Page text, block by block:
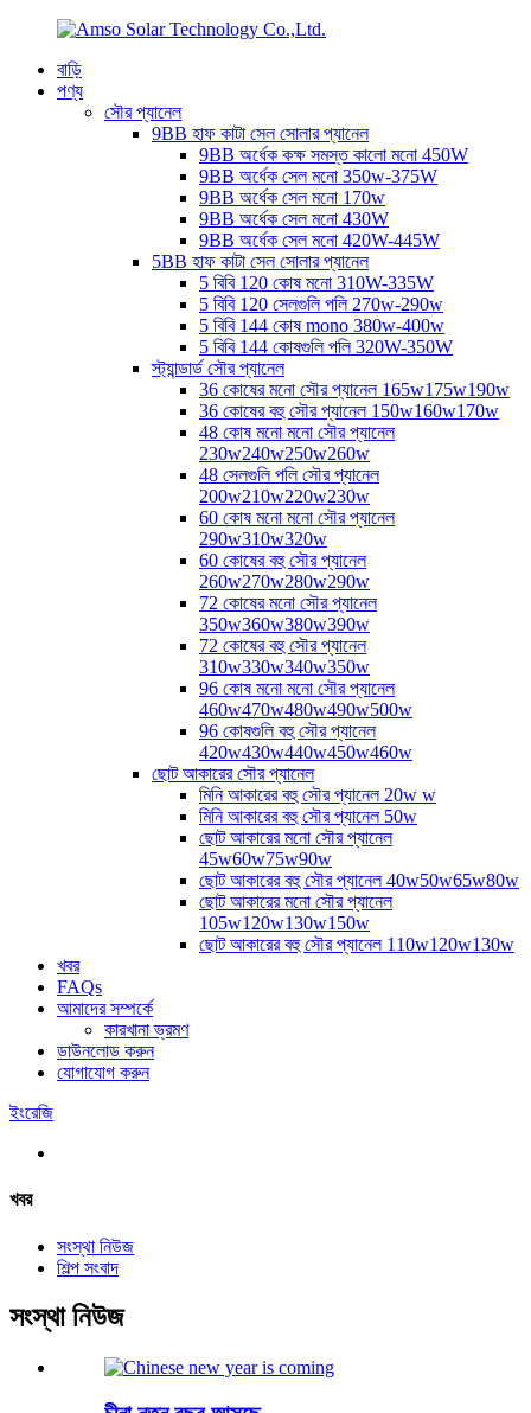
বাড়ি
পণ্য
সৌর প্যানেল
9BB হাফ কাটা সেল সোলার প্যানেল
9BB অর্ধেক কক্ষ সমস্ত কালো মনো 450W
9BB অর্ধেক সেল মনো 350w-375W
9BB অর্ধেক সেল মনো 170w
9BB অর্ধেক সেল মনো 430W
9BB অর্ধেক সেল মনো 420W-445W
5BB হাফ কাটা সেল সোলার প্যানেল
5 বিবি 120 কোষ মনো 310W-335W
5 বিবি 120 সেলগুলি পলি 270w-290w
5 বিবি 144 কোষ mono 380w-400w
5 বিবি 144 কোষগুলি পলি 320W-350W
স্ট্যান্ডার্ড সৌর প্যানেল
36 কোষের মনো সৌর প্যানেল 165w175w190w
36 কোষের বহু সৌর প্যানেল 150w160w170w
48 কোষ মনো মনো সৌর প্যানেল
230w240w250w260w
48 সেলগুলি পলি সৌর প্যানেল
200w210w220w230w
60 কোষ মনো মনো সৌর প্যানেল
290w310w320w
60 কোষের বহু সৌর প্যানেল
260w270w280w290w
72 কোষের মনো সৌর প্যানেল
350w360w380w390w
72 কোষের বহু সৌর প্যানেল
310w330w340w350w
96 কোষ মনো মনো সৌর প্যানেল
460w470w480w490w500w
96 কোষগুলি বহু সৌর প্যানেল
420w430w440w450w460w
ছোট আকারের সৌর প্যানেল
মিনি আকারের বহু সৌর প্যানেল 20w w
মিনি আকারের বহু সৌর প্যানেল 50w
ছোট আকারের মনো সৌর প্যানেল
45w60w75w90w
ছোট আকারের বহু সৌর প্যানেল 40w50w65w80w
ছোট আকারের মনো সৌর প্যানেল
105w120w130w150w
ছোট আকারের বহু সৌর প্যানেল 110w120w130w
খবর
FAQs
আমাদের সম্পর্কে
কারখানা ভ্রমণ
ডাউনলোড করুন
যোগাযোগ করুন
ইংরেজি
খবর
সংস্থা নিউজ
শিল্প সংবাদ
সংস্থা নিউজ